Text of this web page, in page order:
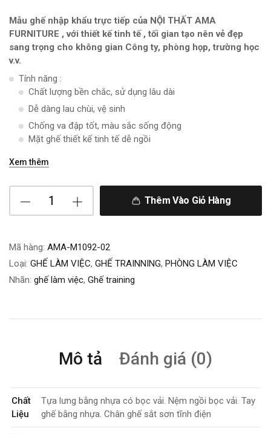
Mẫu ghế nhập khẩu trực tiếp của NỘI THẤT AMA
FURNITURE , với thiết kế tinh tế , tối gian tạo nên vẻ đẹp
sang trọng cho không gian Công ty, phòng họp, trường học
v.v.
Tính năng :
Chất lượng bền chắc, sử dụng lâu dài
Dễ dàng lau chùi, vệ sinh
Chống va đập tốt, màu sắc sống động
Mặt ghế thiết kế tinh tế dễ ngồi
Xem thêm
Thêm Vào Giỏ Hàng
Mã hàng: AMA-M1092-02
Loại: GHẾ LÀM VIỆC, GHẾ TRAINNING, PHÒNG LÀM VIỆC
Nhãn: ghế làm việc, Ghế training
Mô tả Đánh giá (0)
Chất
Liệu
Tựa lưng bằng nhựa có bọc vải. Nệm ngồi bọc vải. Tay
ghế bằng nhựa. Chân ghế sắt sơn tĩnh điện